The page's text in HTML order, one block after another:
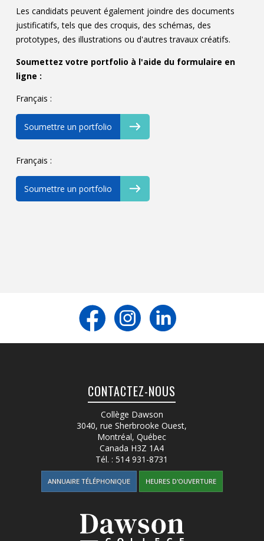
Les candidats peuvent également joindre des documents
justificatifs, tels que des croquis, des schémas, des
prototypes, des illustrations ou d'autres travaux créatifs.
Soumettez votre portfolio à l'aide du formulaire en
ligne :
Français :
Soumettre un portfolio
Français :
Soumettre un portfolio
CONTACTEZ-NOUS
Collège Dawson
3040, rue Sherbrooke Ouest,
Montréal, Québec
Canada H3Z 1A4
Tél. :514 931-8731
ANNUAIRE TÉLÉPHONIQUE HEURES D'OUVERTURE